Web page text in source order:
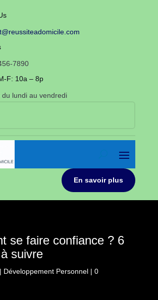
7890
F: 10a – 8p
du lundi au vendredi
En savoir plus
se faire confiance ? 6
suivre
Développement Personnel| 0